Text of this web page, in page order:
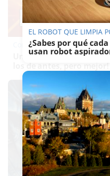
Corepunk MMORPG
Un verdadero MMORPG
EL ROBOT QUE LIMPIA
¿Sabes por qué
usan robot